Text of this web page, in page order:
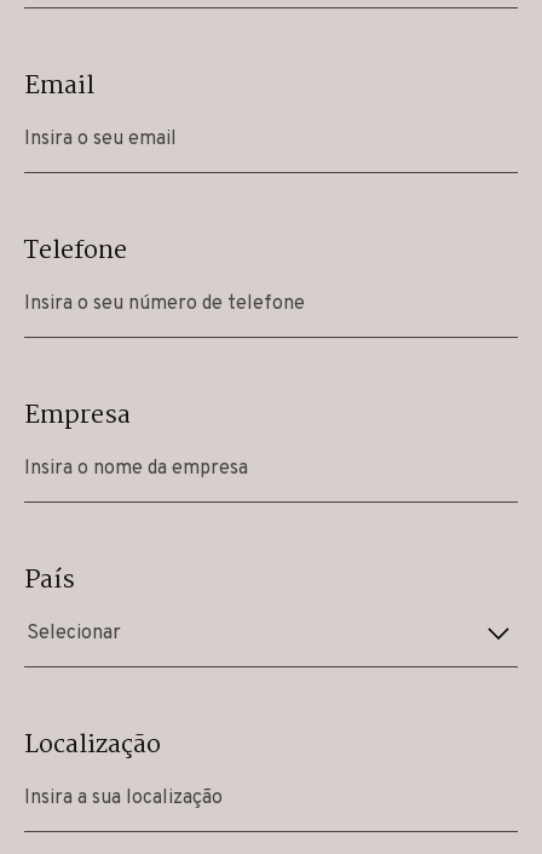
Email
Telefone
Empresa
País
Selecionar
Localização